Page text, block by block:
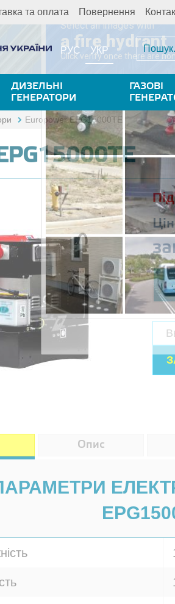
та оплата Повернення
РУС УКР
ДИЗЕЛЬНІ
ГЕНЕРАТОРИ
ГАЗОВІ
Europower EPG15000TE
Опис